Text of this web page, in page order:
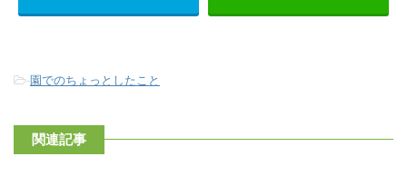
-園でのちょっとしたこと
関連記事